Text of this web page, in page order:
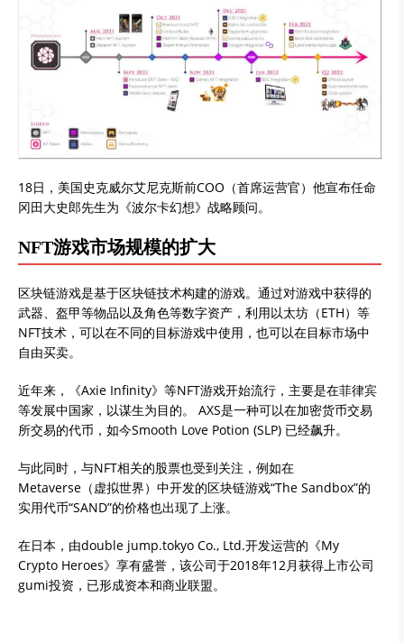
18日，美国史克威尔艾尼克斯前COO（首席运营官）他宣布任命
冈田大史郎先生为《波尔卡幻想》战略顾问。
NFT游戏市场规模的扩大
区块链游戏是基于区块链技术构建的游戏。通过对游戏中获得的
武器、盔甲等物品以及角色等数字资产，利用以太坊（ETH）等
NFT技术，可以在不同的目标游戏中使用，也可以在目标市场中
自由买卖。
近年来，《Axie Infinity》等NFT游戏开始流行，主要是在菲律宾
等发展中国家，以谋生为目的。 AXS是一种可以在加密货币交易
所交易的代币，如今Smooth Love Potion (SLP) 已经飙升。
与此同时，与NFT相关的股票也受到关注，例如在
Metaverse（虚拟世界）中开发的区块链游戏“The Sandbox”的
实用代币“SAND”的价格也出现了上涨。
在日本，由double jump.tokyo Co., Ltd.开发运营的《My
Crypto Heroes》享有盛誉，该公司于2018年12月获得上市公司
gumi投资，已形成资本和商业联盟。